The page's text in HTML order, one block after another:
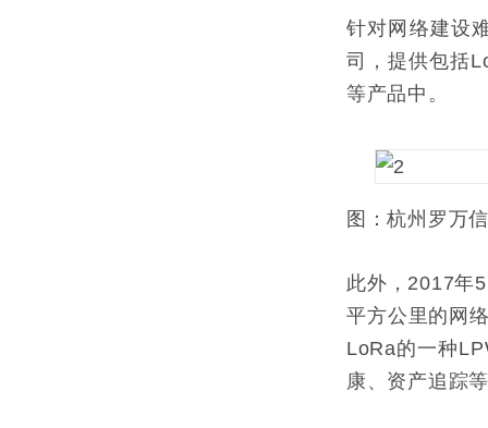
针对网络建设
司，提供包括
等产品中。
图：杭州罗万
此外，2017年
平方公里的网
LoRa的一种
康、资产追踪